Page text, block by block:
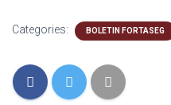
Categories: BOLETIN FORTASEG